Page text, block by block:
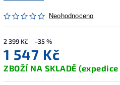
Neohodnoceno
2 399 Kč –35 %
1 547 Kč
ZBOŽÍ NA SKLADĚ